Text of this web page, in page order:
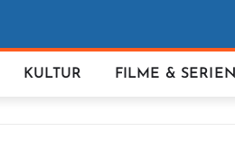
KULTUR FILME & SERIEN